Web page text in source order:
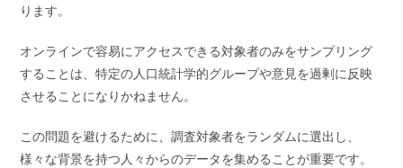
ります。
オンラインで容易にアクセスできる対象者のみをサンプリング
することは、特定の人口統計学的グループや意見を過剰に反映
させることになりかねません。
この問題を避けるために、調査対象者をランダムに選出し、
様々な背景を持つ人々からのデータを集めることが重要です。